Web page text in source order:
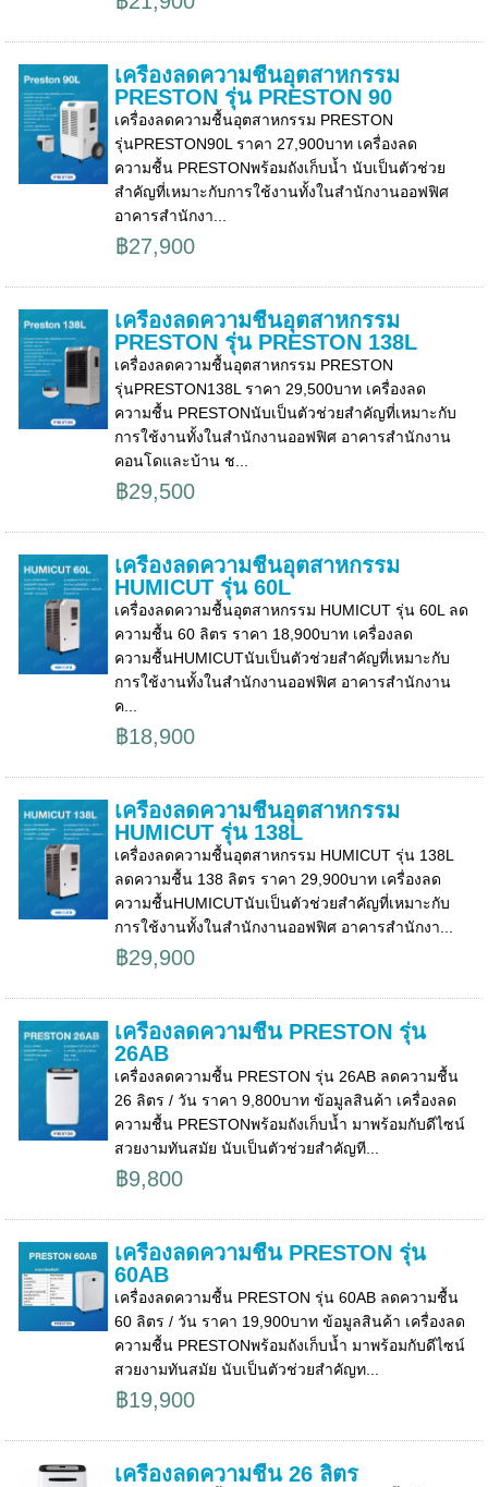
เครื่องลดความชื้นอุตสาหกรรม
PRESTON รุ่น PRESTON 90
เครื่องลดความชื้นอุตสาหกรรม PRESTON
รุ่นPRESTON90L ราคา 27,900บาท เครื่องลด
ความชื้น PRESTONพร้อมถังเก็บน้ำ นับเป็นตัวช่วย
สำคัญที่เหมาะกับการใช้งานทั้งในสำนักงานออฟฟิศ
อาคารสำนักงา...
฿27,900
เครื่องลดความชื้นอุตสาหกรรม
PRESTON รุ่น PRESTON 138L
เครื่องลดความชื้นอุตสาหกรรม PRESTON
รุ่นPRESTON138L ราคา 29,500บาท เครื่องลด
ความชื้น PRESTONนับเป็นตัวช่วยสำคัญที่เหมาะกับ
การใช้งานทั้งในสำนักงานออฟฟิศ อาคารสำนักงาน
คอนโดและบ้าน ช...
฿29,500
เครื่องลดความชื้นอุตสาหกรรม
HUMICUT รุ่น 60L
เครื่องลดความชื้นอุตสาหกรรม HUMICUT รุ่น 60L ลด
ความชื้น 60 ลิตร ราคา 18,900บาท เครื่องลด
ความชื้นHUMICUTนับเป็นตัวช่วยสำคัญที่เหมาะกับ
การใช้งานทั้งในสำนักงานออฟฟิศ อาคารสำนักงาน
ค...
฿18,900
เครื่องลดความชื้นอุตสาหกรรม
HUMICUT รุ่น 138L
เครื่องลดความชื้นอุตสาหกรรม HUMICUT รุ่น 138L
ลดความชื้น 138 ลิตร ราคา 29,900บาท เครื่องลด
ความชื้นHUMICUTนับเป็นตัวช่วยสำคัญที่เหมาะกับ
การใช้งานทั้งในสำนักงานออฟฟิศ อาคารสำนักงา...
฿29,900
เครื่องลดความชื้น PRESTON รุ่น
26AB
เครื่องลดความชื้น PRESTON รุ่น 26AB ลดความชื้น
26 ลิตร / วัน ราคา 9,800บาท ข้อมูลสินค้า เครื่องลด
ความชื้น PRESTONพร้อมถังเก็บน้ำ มาพร้อมกับดีไซน์
สวยงามทันสมัย นับเป็นตัวช่วยสำคัญที...
฿9,800
เครื่องลดความชื้น PRESTON รุ่น
60AB
เครื่องลดความชื้น PRESTON รุ่น 60AB ลดความชื้น
60 ลิตร / วัน ราคา 19,900บาท ข้อมูลสินค้า เครื่องลด
ความชื้น PRESTONพร้อมถังเก็บน้ำ มาพร้อมกับดีไซน์
สวยงามทันสมัย นับเป็นตัวช่วยสำคัญท...
฿19,900
เครื่องลดความชื้น 26 ลิตร